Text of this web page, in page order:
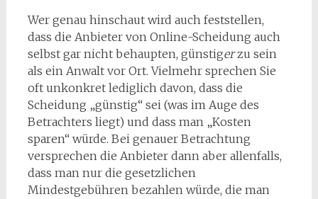
Wer genau hinschaut wird auch feststellen,
dass die Anbieter von Online-Scheidung auch
selbst gar nicht behaupten, günstigerzu sein
als ein Anwalt vor Ort. Vielmehr sprechen Sie
oft unkonkret lediglich davon, dass die
Scheidung „günstig“ sei (was im Auge des
Betrachters liegt) und dass man „Kosten
sparen“ würde. Bei genauer Betrachtung
versprechen die Anbieter dann aber allenfalls,
dass man nur die gesetzlichen
Mindestgebühren bezahlen würde, die man